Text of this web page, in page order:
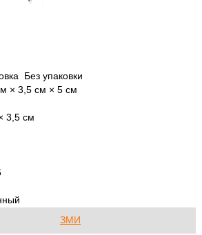
Без упаковки
× 3,5 см × 5 см
3,5 см
ЗМИ